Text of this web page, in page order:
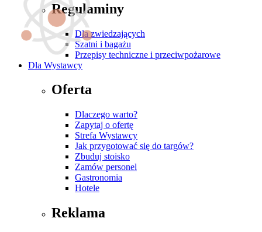
Regulaminy
Dla zwiedzających
Szatni i bagażu
Przepisy techniczne i przeciwpożarowe
Dla Wystawcy
Oferta
Dlaczego warto?
Zapytaj o ofertę
Strefa Wystawcy
Jak przygotować się do targów?
Zbuduj stoisko
Zamów personel
Gastronomia
Hotele
Reklama